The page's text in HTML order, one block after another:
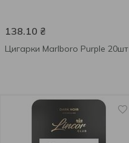
138.10 ₴
Цигарки Marlboro Purple 20шт